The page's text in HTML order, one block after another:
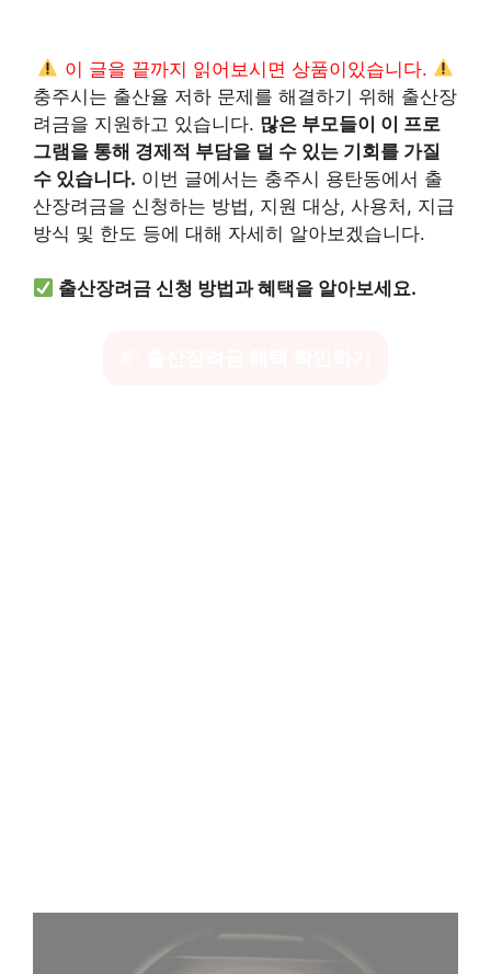
이 글을 끝까지 읽어보시면 상품이있습니다.
충주시는 출산율 저하 문제를 해결하기 위해 출산장
려금을 지원하고 있습니다. 많은 부모들이 이 프로
그램을 통해 경제적 부담을 덜 수 있는 기회를 가질
수 있습니다. 이번 글에서는 충주시 용탄동에서 출
산장려금을 신청하는 방법, 지원 대상, 사용처, 지급
방식 및 한도 등에 대해 자세히 알아보겠습니다.
출산장려금 신청 방법과 혜택을 알아보세요.